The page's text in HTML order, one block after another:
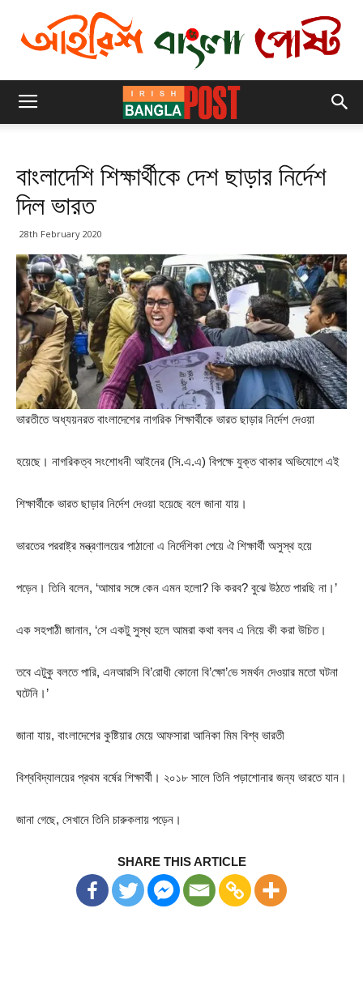
বাংলাদেশি শিক্ষার্থীকে দেশ ছাড়ার নির্দেশ
দিল ভারত
28th February 2020
ভারতীতে অধ্যয়নরত বাংলাদেশের নাগরিক শিক্ষার্থীকে ভারত ছাড়ার নির্দেশ দেওয়া
হয়েছে। নাগরিকত্ব সংশোধনী আইনের (সি.এ.এ) বিপক্ষে যুক্ত থাকার অভিযোগে এই
শিক্ষার্থীকে ভারত ছাড়ার নির্দেশ দেওয়া হয়েছে বলে জানা যায়।
ভারতের পররাষ্ট্র মন্ত্রণালয়ের পাঠানো এ নির্দেশিকা পেয়ে ঐ শিক্ষার্থী অসুস্থ হয়ে
পড়েন। তিনি বলেন, ‘আমার সঙ্গে কেন এমন হলো? কি করব? বুঝে উঠতে পারছি না।’
এক সহপাঠী জানান, ‘সে একটু সুস্থ হলে আমরা কথা বলব এ নিয়ে কী করা উচিত।
তবে এটুকু বলতে পারি, এনআরসি বি’রোধী কোনো বি’ক্ষো’ভে সমর্থন দেওয়ার মতো ঘটনা
ঘটেনি।’
জানা যায়, বাংলাদেশের কুষ্টিয়ার মেয়ে আফসারা আনিকা মিম বিশ্ব ভারতী
বিশ্ববিদ্যালয়ের প্রথম বর্ষের শিক্ষার্থী। ২০১৮ সালে তিনি পড়াশোনার জন্য ভারতে যান।
জানা গেছে, সেখানে তিনি চারুকলায় পড়েন।
SHARE THIS ARTICLE